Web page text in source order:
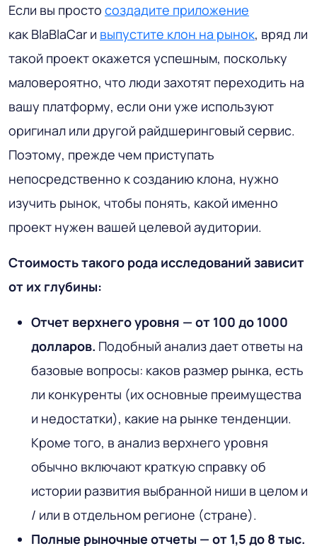
Если вы просто создадите приложение
как BlaBlaCar и выпустите клон на рынок, вряд ли
такой проект окажется успешным, поскольку
маловероятно, что люди захотят переходить на
вашу платформу, если они уже используют
оригинал или другой райдшеринговый сервис.
Поэтому, прежде чем приступать
непосредственно к созданию клона, нужно
изучить рынок, чтобы понять, какой именно
проект нужен вашей целевой аудитории.
Стоимость такого рода исследований зависит
от их глубины:
Отчет верхнего уровня — от 100 до 1000
долларов. Подобный анализ дает ответы на
базовые вопросы: каков размер рынка, есть
ли конкуренты (их основные преимущества
и недостатки), какие на рынке тенденции.
Кроме того, в анализ верхнего уровня
обычно включают краткую справку об
истории развития выбранной ниши в целом и
/ или в отдельном регионе (стране).
Полные рыночные отчеты — от 1,5 до 8 тыс.